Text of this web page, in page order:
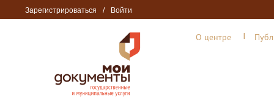
Зарегистрироваться / Войти
О центре